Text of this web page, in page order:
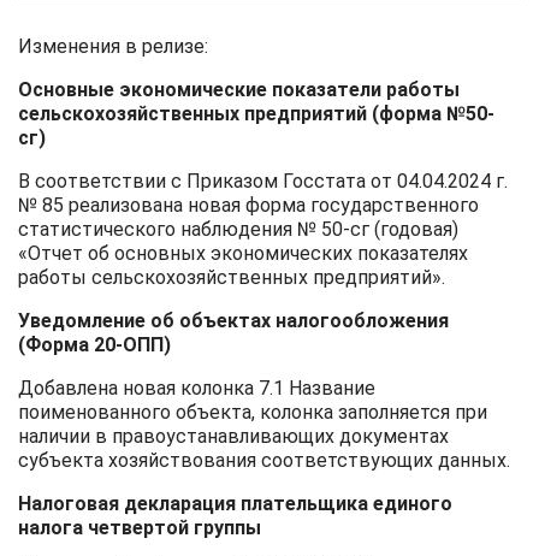
Изменения в релизе:
Основные экономические показатели работы
сельскохозяйственных предприятий (форма №50-
сг)
В соответствии с Приказом Госстата от 04.04.2024 г.
№ 85 реализована новая форма государственного
статистического наблюдения № 50-сг (годовая)
«Отчет об основных экономических показателях
работы сельскохозяйственных предприятий».
Уведомление об объектах налогообложения
(Форма 20-ОПП)
Добавлена новая колонка 7.1 Название
поименованного объекта, колонка заполняется при
наличии в правоустанавливающих документах
субъекта хозяйствования соответствующих данных.
Налоговая декларация плательщика единого
налога четвертой группы